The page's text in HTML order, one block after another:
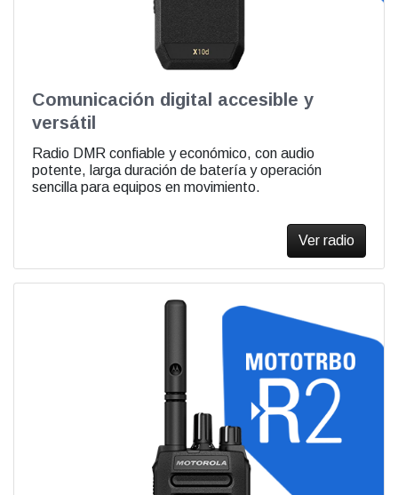
Comunicación digital accesible y
versátil
Radio DMR confiable y económico, con audio
potente, larga duración de batería y operación
sencilla para equipos en movimiento.
Ver radio